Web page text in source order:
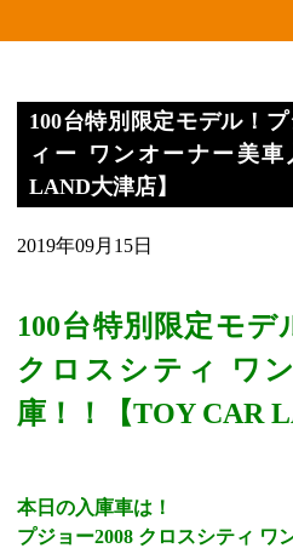
100台特別限定モデル！
ィー ワンオーナー美車
LAND大津店】
2019年09月15日
100台特別限定モデ
クロスシティ ワ
庫！！【TOY CAR
本日の入庫車は！
プジョー2008 クロスシティ ワ